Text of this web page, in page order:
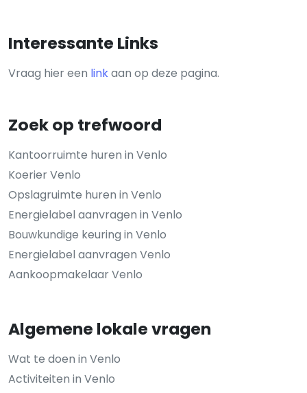
Interessante Links
Vraag hier een linkaan op deze pagina.
Zoek op trefwoord
Kantoorruimte huren in Venlo
Koerier Venlo
Opslagruimte huren in Venlo
Energielabel aanvragen in Venlo
Bouwkundige keuring in Venlo
Energielabel aanvragen Venlo
Aankoopmakelaar Venlo
Algemene lokale vragen
Wat te doen in Venlo
Activiteiten in Venlo